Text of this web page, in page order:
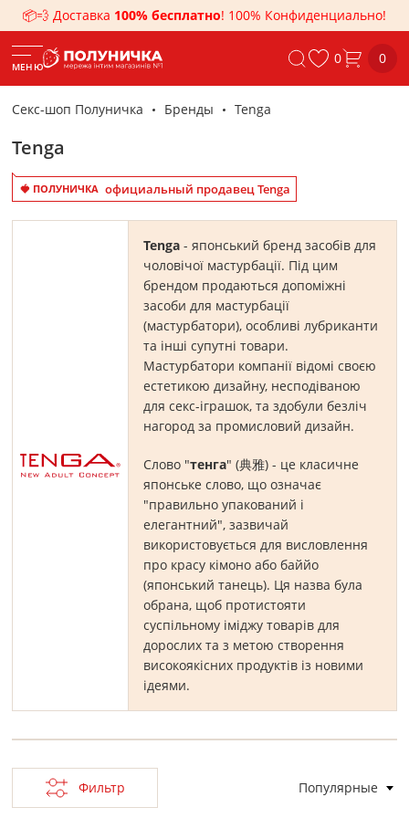
📦💨 Доставка 100% бесплатно! 100% Конфиденциально!
МЕНЮ 0 0
Секс-шоп Полуничка Бренды Tenga
Tenga
🍓 ПОЛУНИЧКА официальный продавец Tenga
Tenga - японський бренд засобів для
чоловічої мастурбації. Під цим
брендом продаються допоміжні
засоби для мастурбації
(мастурбатори), особливі лубриканти
та інші супутні товари.
Мастурбатори компанії відомі своєю
естетикою дизайну, несподіваною
для секс-іграшок, та здобули безліч
нагород за промисловий дизайн.
Слово "тенга" (典雅) - це класичне
японське слово, що означає
"правильно упакований і
елегантний", зазвичай
використовується для висловлення
про красу кімоно або баййо
(японський танець). Ця назва була
обрана, щоб протистояти
суспільному іміджу товарів для
дорослих та з метою створення
високоякісних продуктів із новими
ідеями.
Фильтр Популярные